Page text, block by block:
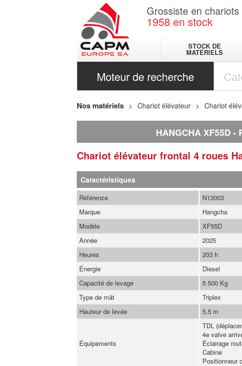
Grossiste en
1958 en stock
STOCK DE
MATÉRIELS
Moteur de recherche
Nos matériels Chariot élévateur Chariot
HANGCHA XF55D
Chariot élévateur frontal 4 roues
Caractéristiques
Référence
N13003
Marque
Hangcha
Modèle
XF55D
Année
2025
Heures
203 h
Énergie
Diesel
Capacité de levage
5 500 Kg
Type de mât
Triplex
Hauteur de levée
5,5 m
Équipements
TDL
4e valve
Éclairage
Cabine
Positionneur